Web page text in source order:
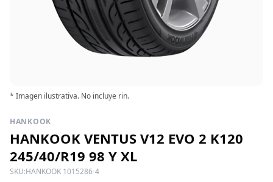
* Imagen ilustrativa. No incluye rin.
HANKOOK
HANKOOK VENTUS V12 EVO 2 K120
245/40/R19 98 Y XL
SKU:HANKOOK 1015286-4